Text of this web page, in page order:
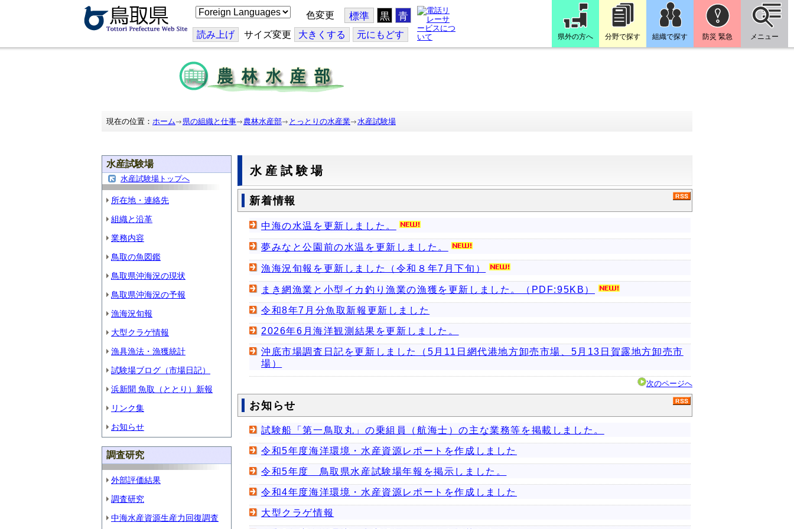
こ
の
ジ
を
翻
訳
す
る
色変更 標準 黒 青
読み上げ サイズ変更 大きくする 元にもどす 県外の方へ 分野で探す 組織で探す 防災 緊急 メニュー
現在の位置： ホーム 県の組織と仕事 農林水産部 とっとりの水産業 水産試験場
水産試験場
水産試験場トップへ
所在地・連絡先
組織と沿革
業務内容
鳥取の魚図鑑
鳥取県沖海況の現状
鳥取県沖海況の予報
漁海況旬報
大型クラゲ情報
漁具漁法・漁獲統計
試験場ブログ（市場日記）
浜新聞 魚取（ととり）新報
リンク集
お知らせ
調査研究
外部評価結果
調査研究
中海水産資源生産力回復調査
水産試験場
新着情報
中海の水温を更新しました。
夢みなと公園前の水温を更新しました。
漁海況旬報を更新しました（令和８年7月下旬）
まき網漁業と小型イカ釣り漁業の漁獲を更新しました。（PDF:95KB）
令和8年7月分魚取新報更新しました
2026年6月海洋観測結果を更新しました。
沖底市場調査日記を更新しました（5月11日網代港地方卸売市場、5月13日賀露地方卸売市
場）
次のページへ
お知らせ
試験船「第一鳥取丸」の乗組員（航海士）の主な業務等を掲載しました。
令和5年度海洋環境・水産資源レポートを作成しました
令和5年度 鳥取県水産試験場年報を掲示しました。
令和4年度海洋環境・水産資源レポートを作成しました
大型クラゲ情報